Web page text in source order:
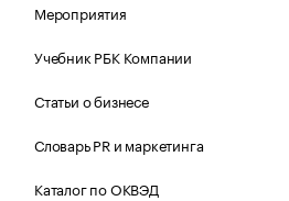
Мероприятия
Учебник РБК Компании
Статьи о бизнесе
Словарь PR и маркетинга
Каталог по ОКВЭД